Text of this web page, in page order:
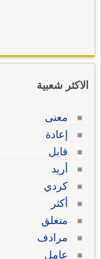
الاكثر شعبية
معنى
إعادة
قابل
أريد
كردي
أكثر
متعلق
مرادف
عامل